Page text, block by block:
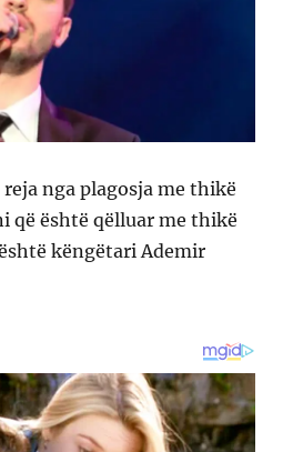
nga plagosja me thikë
që është qëlluar me thikë
këngëtari Ademir